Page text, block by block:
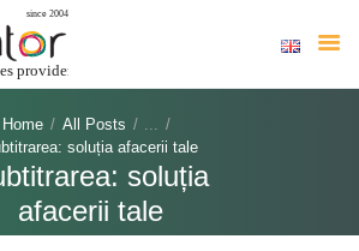
Home All Posts
soluția afacerii tale
soluția
afacerii tale
NOI
AUTORIZATE